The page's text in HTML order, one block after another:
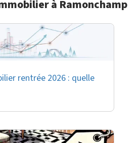
à Ramonchamp
rentrée 2026 : quelle